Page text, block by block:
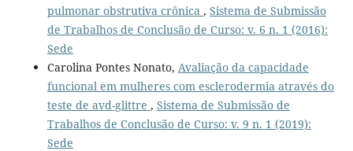
pulmonar obstrutiva crônica , Sistema de Submissão
de Trabalhos de Conclusão de Curso: v. 6 n. 1 (2016):
Sede
Carolina Pontes Nonato, Avaliação da capacidade
funcional em mulheres com esclerodermia através do
teste de avd-glittre , Sistema de Submissão de
Trabalhos de Conclusão de Curso: v. 9 n. 1 (2019):
Sede